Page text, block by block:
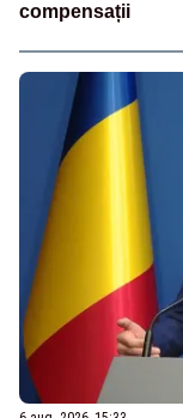
compensații